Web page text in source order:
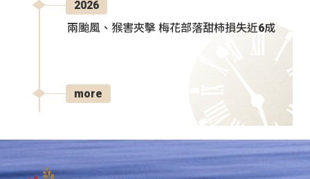
2026
兩颱風、猴害夾擊 梅花部落甜柿損失近6成
more